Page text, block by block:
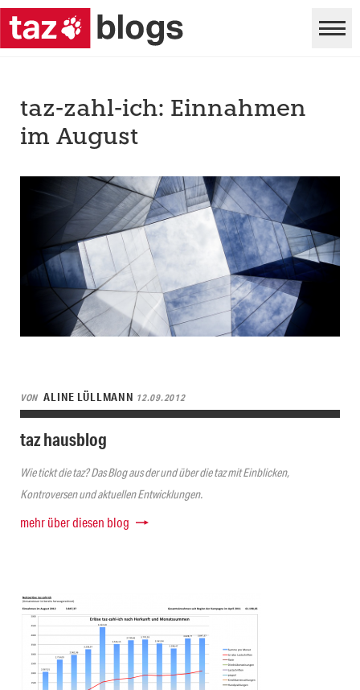
taz-zahl-ich: Einnahmen
im August
VON ALINE LÜLLMANN 12.09.2012
taz hausblog
Wie tickt die taz? Das Blog aus der und über die taz mit Einblicken,
Kontroversen und aktuellen Entwicklungen.
mehr über diesen blog